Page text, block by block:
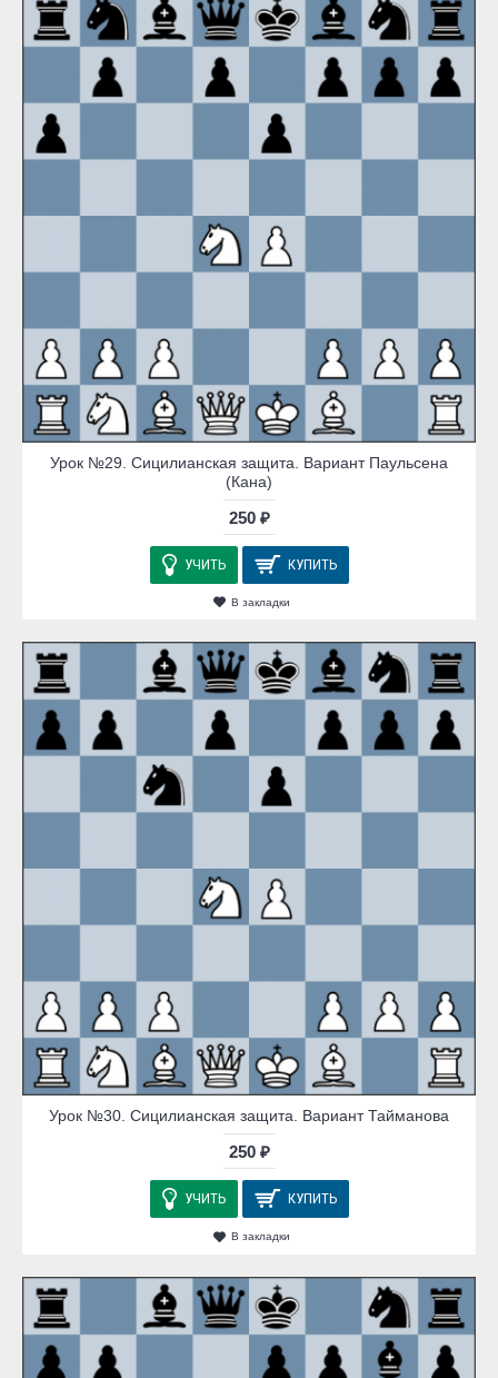
Урок №29. Сицилианская защита. Вариант Паульсена
(Кана)
250 ₽
УЧИТЬ КУПИТЬ
В закладки
Урок №30. Сицилианская защита. Вариант Тайманова
250 ₽
УЧИТЬ КУПИТЬ
В закладки